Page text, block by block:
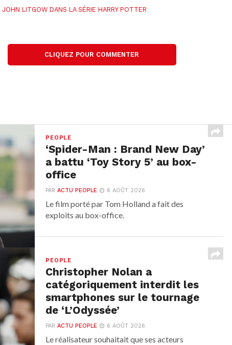
JOHN LITGOW DANS LA SÉRIE HARRY POTTER
CLIQUEZ POUR COMMENTER
PEOPLE
‘Spider-Man : Brand New Day’
a battu ‘Toy Story 5’ au box-
office
PARACTU PEOPLE 6 AOÛT 2026
Le film porté par Tom Holland a fait des
exploits au box-office.
PEOPLE
Christopher Nolan a
catégoriquement interdit les
smartphones sur le tournage
de ‘L’Odyssée’
PARACTU PEOPLE 6 AOÛT 2026
Le réalisateur souhaitait que ses acteurs